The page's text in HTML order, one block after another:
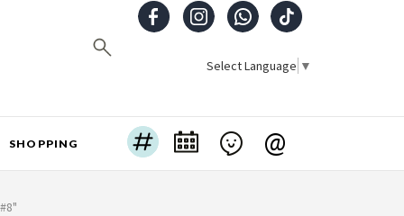
Select Language ▼
SHOPPING @